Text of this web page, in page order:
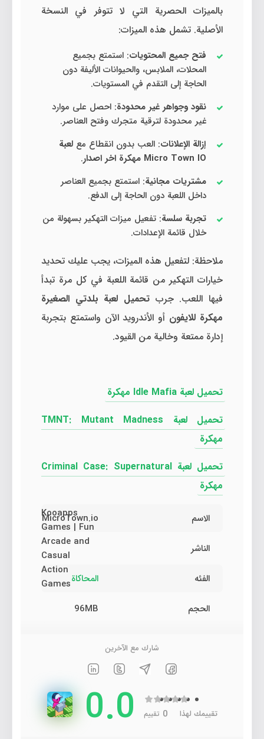
بالميزات الحصرية التي لا تتوفر في النسخة
الأصلية. تشمل هذه الميزات:
فتح جميع المحتويات: استمتع بجميع
المحلات، الملابس، والحيوانات الأليفة دون
الحاجة إلى التقدم في المستويات.
نقود وجواهر غير محدودة: احصل على موارد
غير محدودة لترقية متجرك وفتح العناصر.
إزالة الإعلانات: العب بدون انقطاع مع لعبة
Micro Town IO مهكرة اخر اصدار
.
مشتريات مجانية: استمتع بجميع العناصر
داخل اللعبة دون الحاجة إلى الدفع.
تجربة سلسة: تفعيل ميزات التهكير بسهولة من
خلال قائمة الإعدادات.
ملاحظة: لتفعيل هذه الميزات، يجب عليك تحديد
خيارات التهكير من قائمة اللعبة في كل مرة تبدأ
فيها اللعب. جرب تحميل لعبة بلدتي الصغيرة
مهكرة للايفون أو الأندرويد الآن واستمتع بتجربة
إدارة ممتعة وخالية من القيود.
تحميل لعبة Idle Mafia مهكرة
تحميل لعبة TMNT: Mutant Madness
مهكرة
تحميل لعبة Criminal Case: Supernatural
مهكرة
الاسم MicroTown.io
الناشر
Kooapps
Games | Fun
Arcade and
Casual
Action
Games‏
الفئه المحاكاة
الحجم 96MB
شارك مع الآخرين
تقييمك لهذا 0 تقييم 0.0